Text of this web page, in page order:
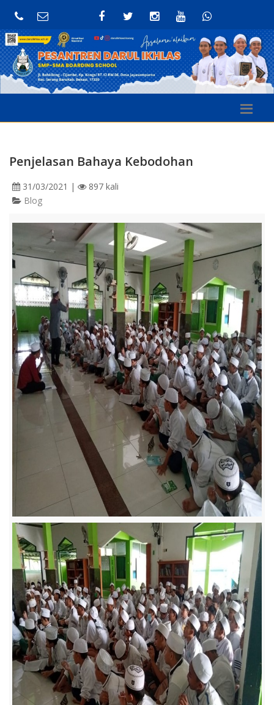
Penjelasan Bahaya Kebodohan
31/03/2021 |
897 kali
Blog